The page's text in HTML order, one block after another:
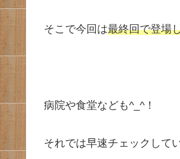
そこで今回は最終回で登場
病院や食堂なども^_^！
それでは早速チェックして